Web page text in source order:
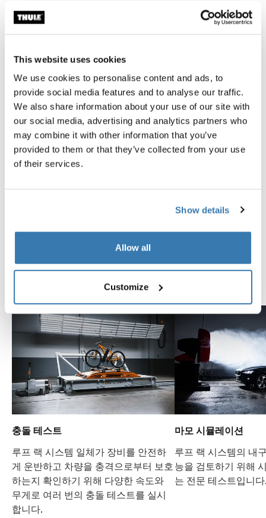
This website uses cookies
We use cookies to personalise content and ads, to
provide social media features and to analyse our traffic.
We also share information about your use of our site with
our social media, advertising and analytics partners who
may combine it with other information that you’ve
provided to them or that they’ve collected from your use
of their services.
Show details
Allow all
Customize
Toggle features
모든 기능
Toggle techspec
기술 사양
Toggle guides and instructions
지침
품에 대해 극한 테스트를 실시합니다. Thule 루프 랙 시스
템은 장비를 운반하고 자동차에 최대한 안전하게 장착할
수 있도록 설계되었습니다. 수행된 여러 테스트 중 몇 가지
Thule Test Center 둘러보기
충돌 테스트
루프 랙 시스템 일체가 장비를 안전하
게 운반하고 차량을 충격으로부터 보호
하는지 확인하기 위해 다양한 속도와
무게로 여러 번의 충돌 테스트를 실시
합니다.
마모 시뮬레이션
루프 랙 시스템의 내
능을 검토하기 위해
는 전문 테스트입니